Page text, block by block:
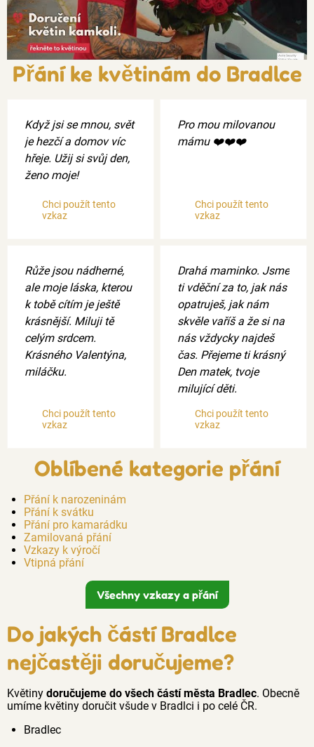
Přání ke květinám do Bradlce
Když jsi se mnou, svět
je hezčí a domov víc
hřeje. Užij si svůj den,
ženo moje!
Chci použít tento
vzkaz
Pro mou milovanou
mámu ❤️❤️❤️
Chci použít tento
vzkaz
Růže jsou nádherné,
ale moje láska, kterou
k tobě cítím je ještě
krásnější. Miluji tě
celým srdcem.
Krásného Valentýna,
miláčku.
Chci použít tento
vzkaz
Drahá maminko. Jsme
ti vděční za to, jak nás
opatruješ, jak nám
skvěle vaříš a že si na
nás vždycky najdeš
čas. Přejeme ti krásný
Den matek, tvoje
milující děti.
Chci použít tento
vzkaz
Oblíbené kategorie přání
Přání k narozeninám
Přání k svátku
Přání pro kamarádku
Zamilovaná přání
Vzkazy k výročí
Vtipná přání
Všechny vzkazy a přání
Do jakých částí Bradlce
nejčastěji doručujeme?
Květiny doručujeme do všech částí města Bradlec. Obecně
umíme květiny doručit všude v Bradlci i po celé ČR.
Bradlec